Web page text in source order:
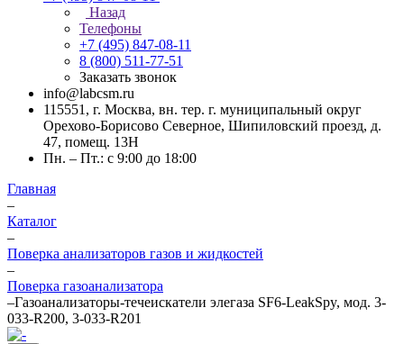
Назад
Телефоны
+7 (495) 847-08-11
8 (800) 511-77-51
Заказать звонок
info@labcsm.ru
115551, г. Москва, вн. тер. г. муниципальный округ
Орехово-Борисово Северное, Шипиловский проезд, д.
47, помещ. 13Н
Пн. – Пт.: с 9:00 до 18:00
Главная
–
Каталог
–
Поверка анализаторов газов и жидкостей
–
Поверка газоанализатора
–Газоанализаторы-течеискатели элегаза SF6-LeakSpy, мод. 3-
033-R200, 3-033-R201